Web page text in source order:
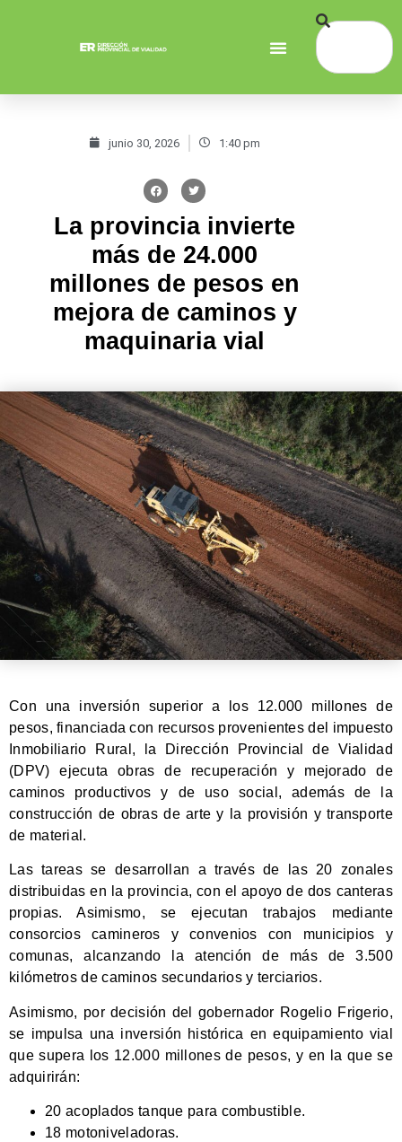
junio 30, 2026 1:40 pm
La provincia invierte
más de 24.000
millones de pesos en
mejora de caminos y
maquinaria vial
Con una inversión superior a los 12.000 millones de
pesos, financiada con recursos provenientes del impuesto
Inmobiliario Rural, la Dirección Provincial de Vialidad
(DPV) ejecuta obras de recuperación y mejorado de
caminos productivos y de uso social, además de la
construcción de obras de arte y la provisión y transporte
de material.
Las tareas se desarrollan a través de las 20 zonales
distribuidas en la provincia, con el apoyo de dos canteras
propias. Asimismo, se ejecutan trabajos mediante
consorcios camineros y convenios con municipios y
comunas, alcanzando la atención de más de 3.500
kilómetros de caminos secundarios y terciarios.
Asimismo, por decisión del gobernador Rogelio Frigerio,
se impulsa una inversión histórica en equipamiento vial
que supera los 12.000 millones de pesos, y en la que se
adquirirán:
20 acoplados tanque para combustible.
18 motoniveladoras.